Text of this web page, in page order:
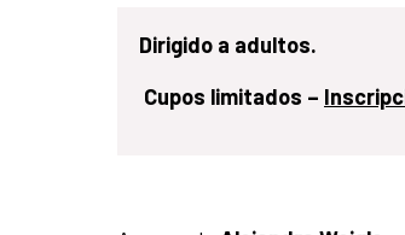
Dirigido a adultos.
Cupos limitados –